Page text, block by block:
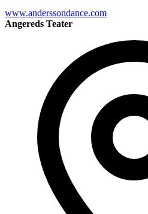
www.anderssondance.com
Angereds Teater